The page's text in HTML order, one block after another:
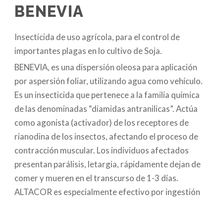
BENEVIA
Insecticida de uso agrícola, para el control de
importantes plagas en lo cultivo de Soja.
BENEVIA, es una dispersión oleosa para aplicación
por aspersión foliar, utilizando agua como vehículo.
Es un insecticida que pertenece a la familia química
de las denominadas “diamidas antranilicas”. Actúa
como agonista (activador) de los receptores de
rianodina de los insectos, afectando el proceso de
contracción muscular. Los individuos afectados
presentan parálisis, letargia, rápidamente dejan de
comer y mueren en el transcurso de 1-3 días.
ALTACOR es especialmente efectivo por ingestión